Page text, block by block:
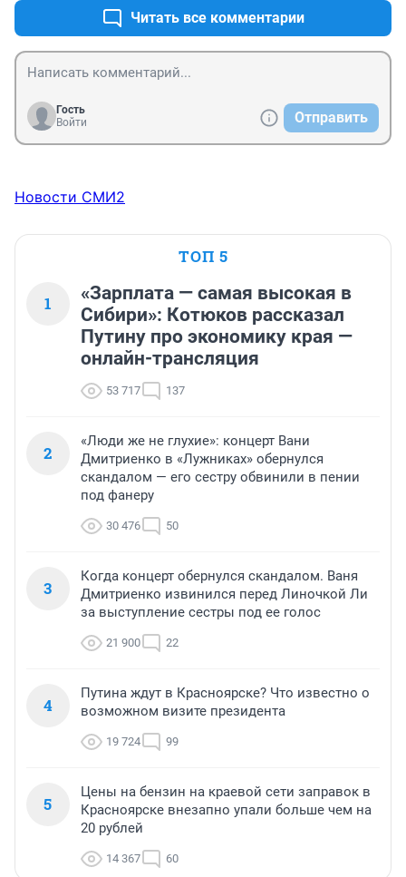
Читать все комментарии
Гость
Войти
Отправить
Новости СМИ2
ТОП 5
1
«Зарплата — самая высокая в
Сибири»: Котюков рассказал
Путину про экономику края —
онлайн-трансляция
53 717 137
2
«Люди же не глухие»: концерт Вани
Дмитриенко в «Лужниках» обернулся
скандалом — его сестру обвинили в пении
под фанеру
30 476 50
3
Когда концерт обернулся скандалом. Ваня
Дмитриенко извинился перед Линочкой Ли
за выступление сестры под ее голос
21 900 22
4
Путина ждут в Красноярске? Что известно о
возможном визите президента
19 724 99
5
Цены на бензин на краевой сети заправок в
Красноярске внезапно упали больше чем на
20 рублей
14 367 60